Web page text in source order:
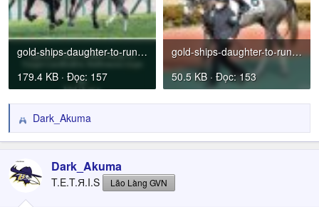
gold-ships-daughter-to-run-in-australias-biggest-races-v0-llir7yem54sf1.jpg
179.4 KB · Đọc: 157
gold-ships-daughter-to-run-in-australias-biggest-races-v0-lunvvtem54sf1.jpg
50.5 KB · Đọc: 153
R
e
c
t
Dark_Akuma
Dark_Akuma
T.E.T.Я.I.S Lão Làng GVN